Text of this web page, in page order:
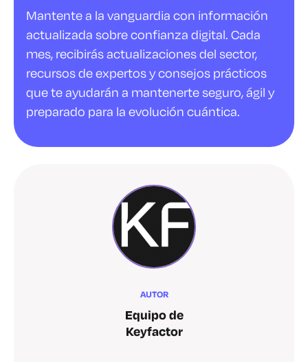
Mantente a la vanguardia con información
actualizada sobre confianza digital. Cada
mes, recibirás actualizaciones del sector,
recursos de expertos y consejos prácticos
que te ayudarán a mantenerte seguro, ágil y
preparado para la evolución cuántica.
AUTOR
Equipo de
Keyfactor